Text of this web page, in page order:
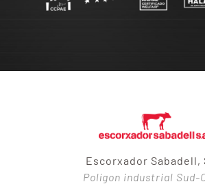
Escorxador Sabadell,
Polígon industrial Sud-